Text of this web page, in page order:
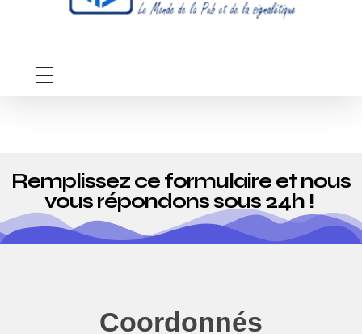
Remplissez ce formulaire et nous
vous répondons sous 24h !
Coordonnés